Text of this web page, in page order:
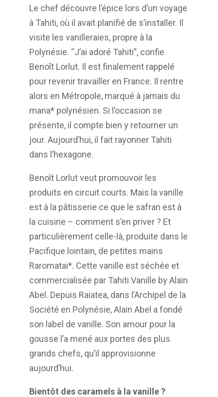
Le chef découvre l’épice lors d’un voyage
à Tahiti, où il avait planifié de s’installer. Il
visite les vanilleraies, propre à la
Polynésie. “J’ai adoré Tahiti”, confie
Benoît Lorlut. Il est finalement rappelé
pour revenir travailler en France. Il rentre
alors en Métropole, marqué à jamais du
mana* polynésien. Si l’occasion se
présente, il compte bien y retourner un
jour. Aujourd’hui, il fait rayonner Tahiti
dans l’hexagone.
Benoît Lorlut veut promouvoir les
produits en circuit courts. Mais la vanille
est à la pâtisserie ce que le safran est à
la cuisine – comment s’en priver ? Et
particulièrement celle-là, produite dans le
Pacifique lointain, de petites mains
Raromatai*. Cette vanille est séchée et
commercialisée par Tahiti Vanille by Alain
Abel. Depuis Raiatea, dans l’Archipel de la
Société en Polynésie, Alain Abel a fondé
son label de vanille. Son amour pour la
gousse l’a mené aux portes des plus
grands chefs, qu’il approvisionne
aujourd’hui.
Bientôt des caramels à la vanille ?